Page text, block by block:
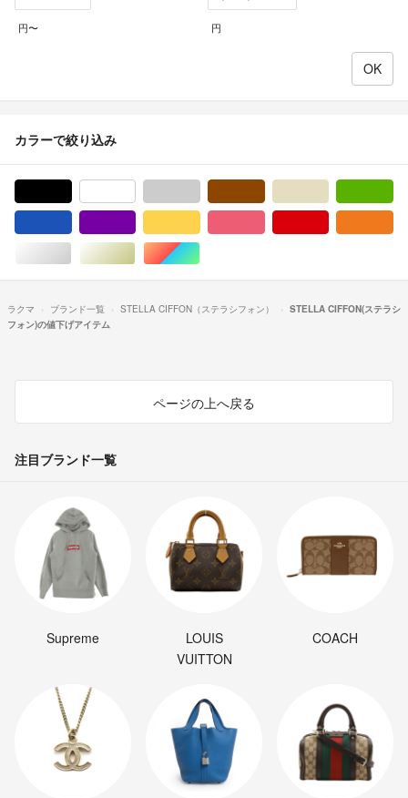
円〜 円
カラーで絞り込み
シルバー/銀色系ゴールド/金色系マルチカラー
ラクマ ブランド一覧 STELLA CIFFON（ステラシフォン）
STELLA CIFFON(ステラシ
フォン)の値下げアイテム
ページの上へ戻る
注目ブランド一覧
Supreme
LOUIS
VUITTON
COACH